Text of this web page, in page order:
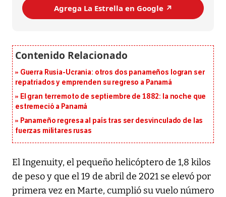
Agrega La Estrella en Google ↗️
Guerra Rusia-Ucrania: otros dos panameños logran ser
repatriados y emprenden su regreso a Panamá
El gran terremoto de septiembre de 1882: la noche que
estremeció a Panamá
Panameño regresa al país tras ser desvinculado de las
fuerzas militares rusas
El Ingenuity, el pequeño helicóptero de 1,8 kilos
de peso y que el 19 de abril de 2021 se elevó por
primera vez en Marte, cumplió su vuelo número